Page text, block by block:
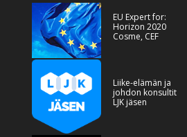
EU Expert for:
Horizon 2020
Cosme, CEF
Liike-elämän ja
johdon konsultit
LJK jäsen